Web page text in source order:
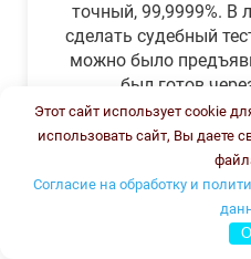
точный, 99,9999%. В
сделать судебный
можно было
был готов
обещали.Теперь муж
Этот сайт использует cookie
использовать сайт, Вы даете
Согласие на обработку и